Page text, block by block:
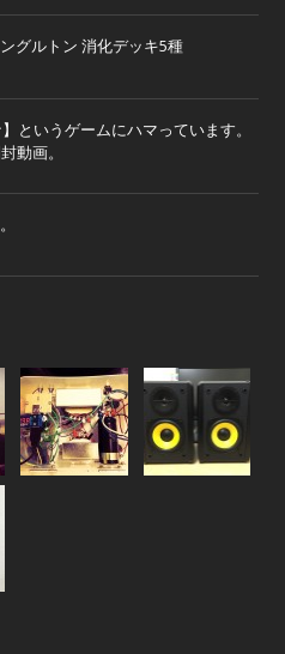
グルトン 消化デッキ5種
というゲームにハマっています。
動画。